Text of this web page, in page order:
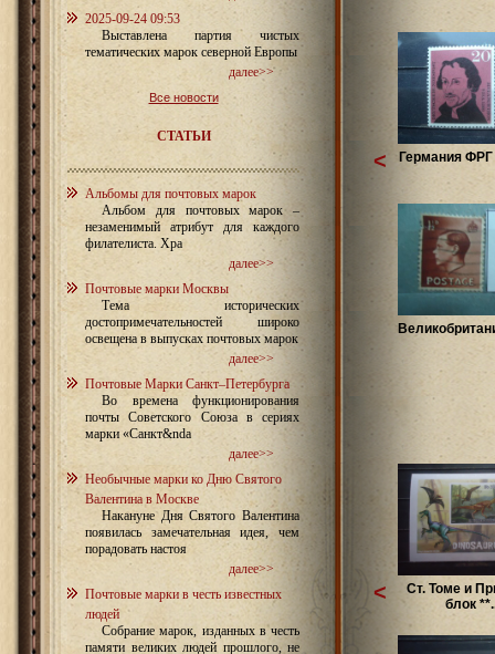
2025-09-24 09:53
Выставлена партия чистых
тематических марок северной Европы
далее>>
Все новости
СТАТЬИ
Альбомы для почтовых марок
Альбом для почтовых марок –
незаменимый атрибут для каждого
филателиста. Хра
далее>>
Почтовые марки Москвы
Тема исторических
достопримечательностей широко
освещена в выпусках почтовых марок
далее>>
Почтовые Марки Санкт–Петербурга
Во времена функционирования
почты Советского Союза в сериях
марки «Санкт&nda
далее>>
Необычные марки ко Дню Святого
Валентина в Москве
Накануне Дня Святого Валентина
появилась замечательная идея, чем
порадовать настоя
далее>>
Почтовые марки в честь известных
людей
Собрание марок, изданных в честь
памяти великих людей прошлого, не
Германия ФРГ
<
Ст. Томе и
блок
<